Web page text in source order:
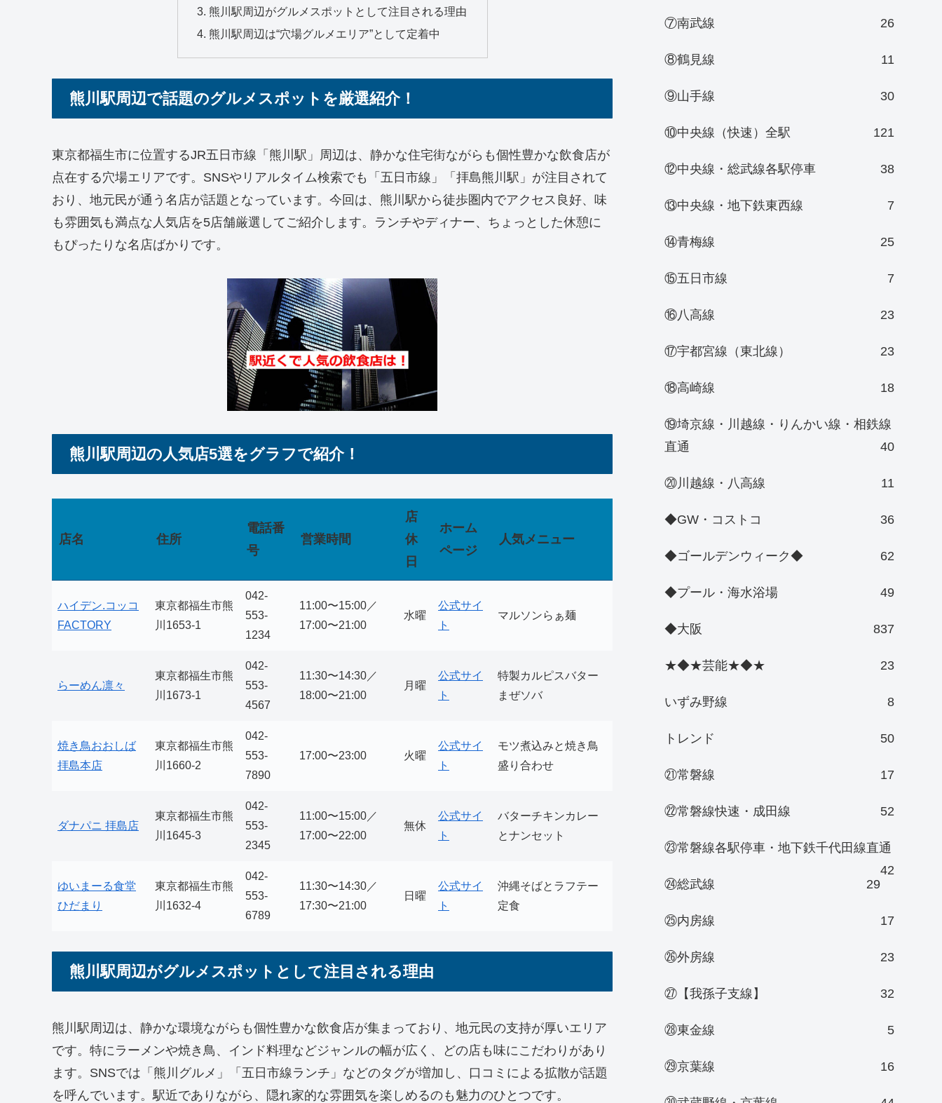
熊川駅周辺がグルメスポットとして注目される理由
熊川駅周辺は“穴場グルメエリア”として定着中
熊川駅周辺で話題のグルメスポットを厳選紹介！
東京都福生市に位置するJR五日市線「熊川駅」周辺は、静かな住宅街ながらも個性豊かな飲食店が
点在する穴場エリアです。SNSやリアルタイム検索でも「五日市線」「拝島熊川駅」が注目されて
おり、地元民が通う名店が話題となっています。今回は、熊川駅から徒歩圏内でアクセス良好、味
も雰囲気も満点な人気店を5店舗厳選してご紹介します。ランチやディナー、ちょっとした休憩に
もぴったりな名店ばかりです。
熊川駅周辺の人気店5選をグラフで紹介！
店名 住所
電話番
号
営業時間
店
休
日
ホーム
ページ
人気メニュー
ハイデン.コッコ
FACTORY
東京都福生市熊
川1653-1
042-
553-
1234
11:00〜15:00／
17:00〜21:00
水曜
公式サイ
ト
マルソンらぁ麺
らーめん凛々
東京都福生市熊
川1673-1
042-
553-
4567
11:30〜14:30／
18:00〜21:00
月曜
公式サイ
ト
特製カルピスバター
まぜソバ
焼き鳥おおしば
拝島本店
東京都福生市熊
川1660-2
042-
553-
7890
17:00〜23:00 火曜
公式サイ
ト
モツ煮込みと焼き鳥
盛り合わせ
ダナパニ 拝島店
東京都福生市熊
川1645-3
042-
553-
2345
11:00〜15:00／
17:00〜22:00
無休
公式サイ
ト
バターチキンカレー
とナンセット
ゆいまーる食堂
ひだまり
東京都福生市熊
川1632-4
042-
553-
6789
11:30〜14:30／
17:30〜21:00
日曜
公式サイ
ト
沖縄そばとラフテー
定食
熊川駅周辺がグルメスポットとして注目される理由
熊川駅周辺は、静かな環境ながらも個性豊かな飲食店が集まっており、地元民の支持が厚いエリア
です。特にラーメンや焼き鳥、インド料理などジャンルの幅が広く、どの店も味にこだわりがあり
ます。SNSでは「熊川グルメ」「五日市線ランチ」などのタグが増加し、口コミによる拡散が話題
を呼んでいます。駅近でありながら、隠れ家的な雰囲気を楽しめるのも魅力のひとつです。
⑦南武線 26
⑧鶴見線 11
⑨山手線 30
⑩中央線（快速）全駅 121
⑫中央線・総武線各駅停車 38
⑬中央線・地下鉄東西線 7
⑭青梅線 25
⑮五日市線 7
⑯八高線 23
⑰宇都宮線（東北線） 23
⑱高崎線 18
⑲埼京線・川越線・りんかい線・相鉄線
直通
40
⑳川越線・八高線 11
◆GW・コストコ 36
◆ゴールデンウィーク◆ 62
◆プール・海水浴場 49
◆大阪 837
★◆★芸能★◆★ 23
いずみ野線 8
トレンド 50
㉑常磐線 17
㉒常磐線快速・成田線 52
㉓常磐線各駅停車・地下鉄千代田線直通
42
㉔総武線
29
㉕内房線 17
㉖外房線 23
㉗【我孫子支線】 32
㉘東金線 5
㉙京葉線 16